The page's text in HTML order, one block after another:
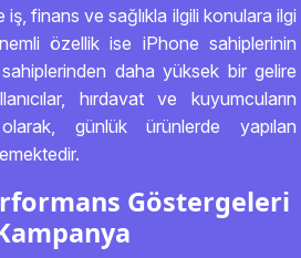
iş, finans ve sağlıkla ilgili konulara ilgi
özellik ise iPhone sahiplerinin
daha yüksek bir gelire
hırdavat ve kuyumcuların
günlük ürünlerde yapılan
Göstergeleri